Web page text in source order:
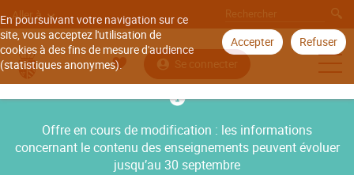
En poursuivant votre navigation sur ce
site, vous acceptez l'utilisation de
cookies à des fins de mesure d'audience
(statistiques anonymes).
Accepter Refuser
Aller à
Se connecter
Offre en cours de modification : les informations
concernant le contenu des enseignements peuvent évoluer
jusqu’au 30 septembre